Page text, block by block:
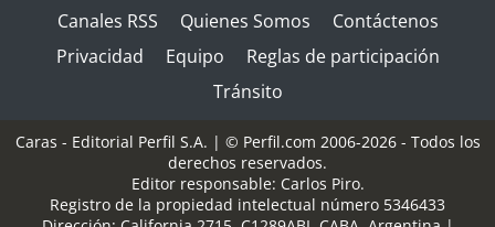
Canales RSS Quienes Somos
Contáctenos
Privacidad
Equipo
Reglas de participación
Tránsito
Caras - Editorial Perfil S.A. | © Perfil.com 2006-2026 - Todos los
derechos reservados.
Editor responsable: Carlos Piro.
Registro de la propiedad intelectual número 5346433